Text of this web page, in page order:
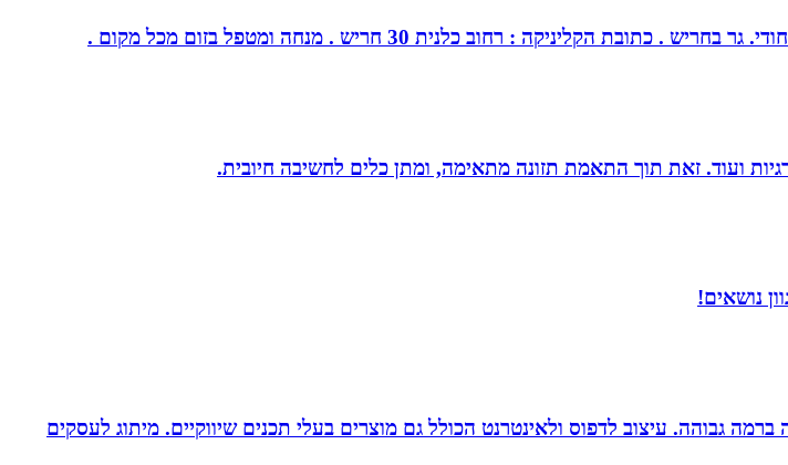
: רחוב כלנית 30 חריש . מנחה ומטפל בזום מכל מקום .
ועוד. זאת תוך התאמת תזונה מתאימה, ומתן כלים לחשיבה חיובית.
נושאים!
ומציע מגוון שירותי עיצוב והפקה ברמה גבוהה. עיצוב לדפוס ולאינטרנט הכולל גם מוצרים בעלי תכנים שיווקיים. מיתוג לעסקים